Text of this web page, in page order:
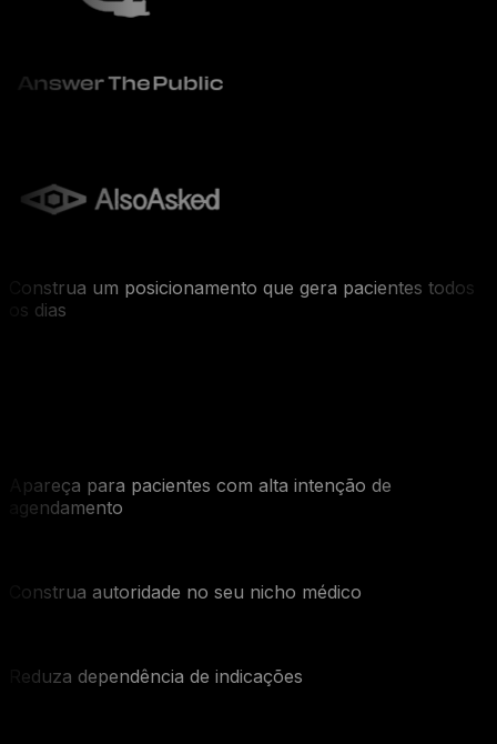
Construa um posicionamento que gera pacientes todos
os dias
Apareça para pacientes com alta intenção de
agendamento
Construa autoridade no seu nicho médico
Reduza dependência de indicações